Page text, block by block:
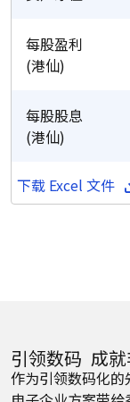
每股盈利
(港仙)
每股股息
(港仙)
下载 Excel 文件
引领数码 成
作为引领数码化